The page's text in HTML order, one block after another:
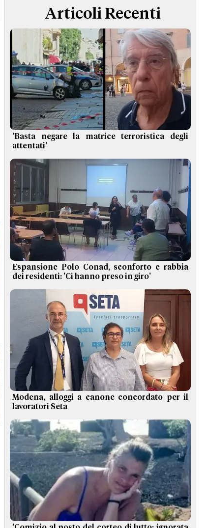
Articoli Recenti
'Basta negare la matrice terroristica degli
attentati'
Espansione Polo Conad, sconforto e rabbia
dei residenti: 'Ci hanno preso in giro'
Modena, alloggi a canone concordato per il
lavoratori Seta